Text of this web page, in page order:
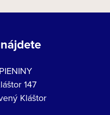
147
Kláštor